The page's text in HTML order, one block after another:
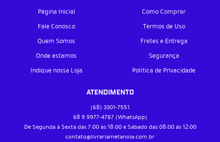
Página Inicial
Fale Conosco
Quem Somos
Onde estamos
Indique nossa Loja
Como Comprar
Termos de Uso
Fretes e Entrega
Segurança
Política de Privacidade
ATENDIMENTO
(68) 3301-7551
68 9 9977-4767 (WhatsApp)
De Segunda à Sexta das 7:00 às 18:00 e Sábado das 08:00 às 12:00
contato@livrariametanoia.com.br